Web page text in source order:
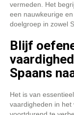
vermeden. Het
een nauwkeurige
doelgroep in zowel
Blijf
Spaans
Het is van
vaardigheden in het